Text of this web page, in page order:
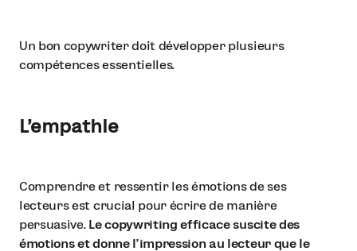
Un bon copywriter doit développer plusieurs
compétences essentielles.
L’empathie
Comprendre et ressentir les émotions de ses
lecteurs est crucial pour écrire de manière
persuasive.Le copywriting efficace suscite des
émotions et donne l’impression au lecteur que le